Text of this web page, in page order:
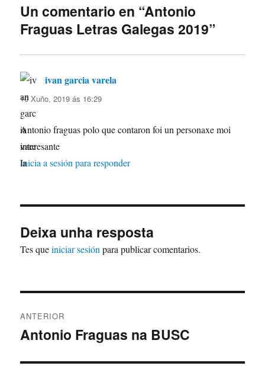
Un comentario en “Antonio
Fraguas Letras Galegas 2019”
ivan garcia varela
10 Xuño, 2019 ás 16:29
Antonio fraguas polo que contaron foi un personaxe moi
interesante
Inicia a sesión para responder
Deixa unha resposta
Tes queiniciar sesión para publicar comentarios.
de
ANTERIOR
Artigo
Antonio Fraguas na BUSC